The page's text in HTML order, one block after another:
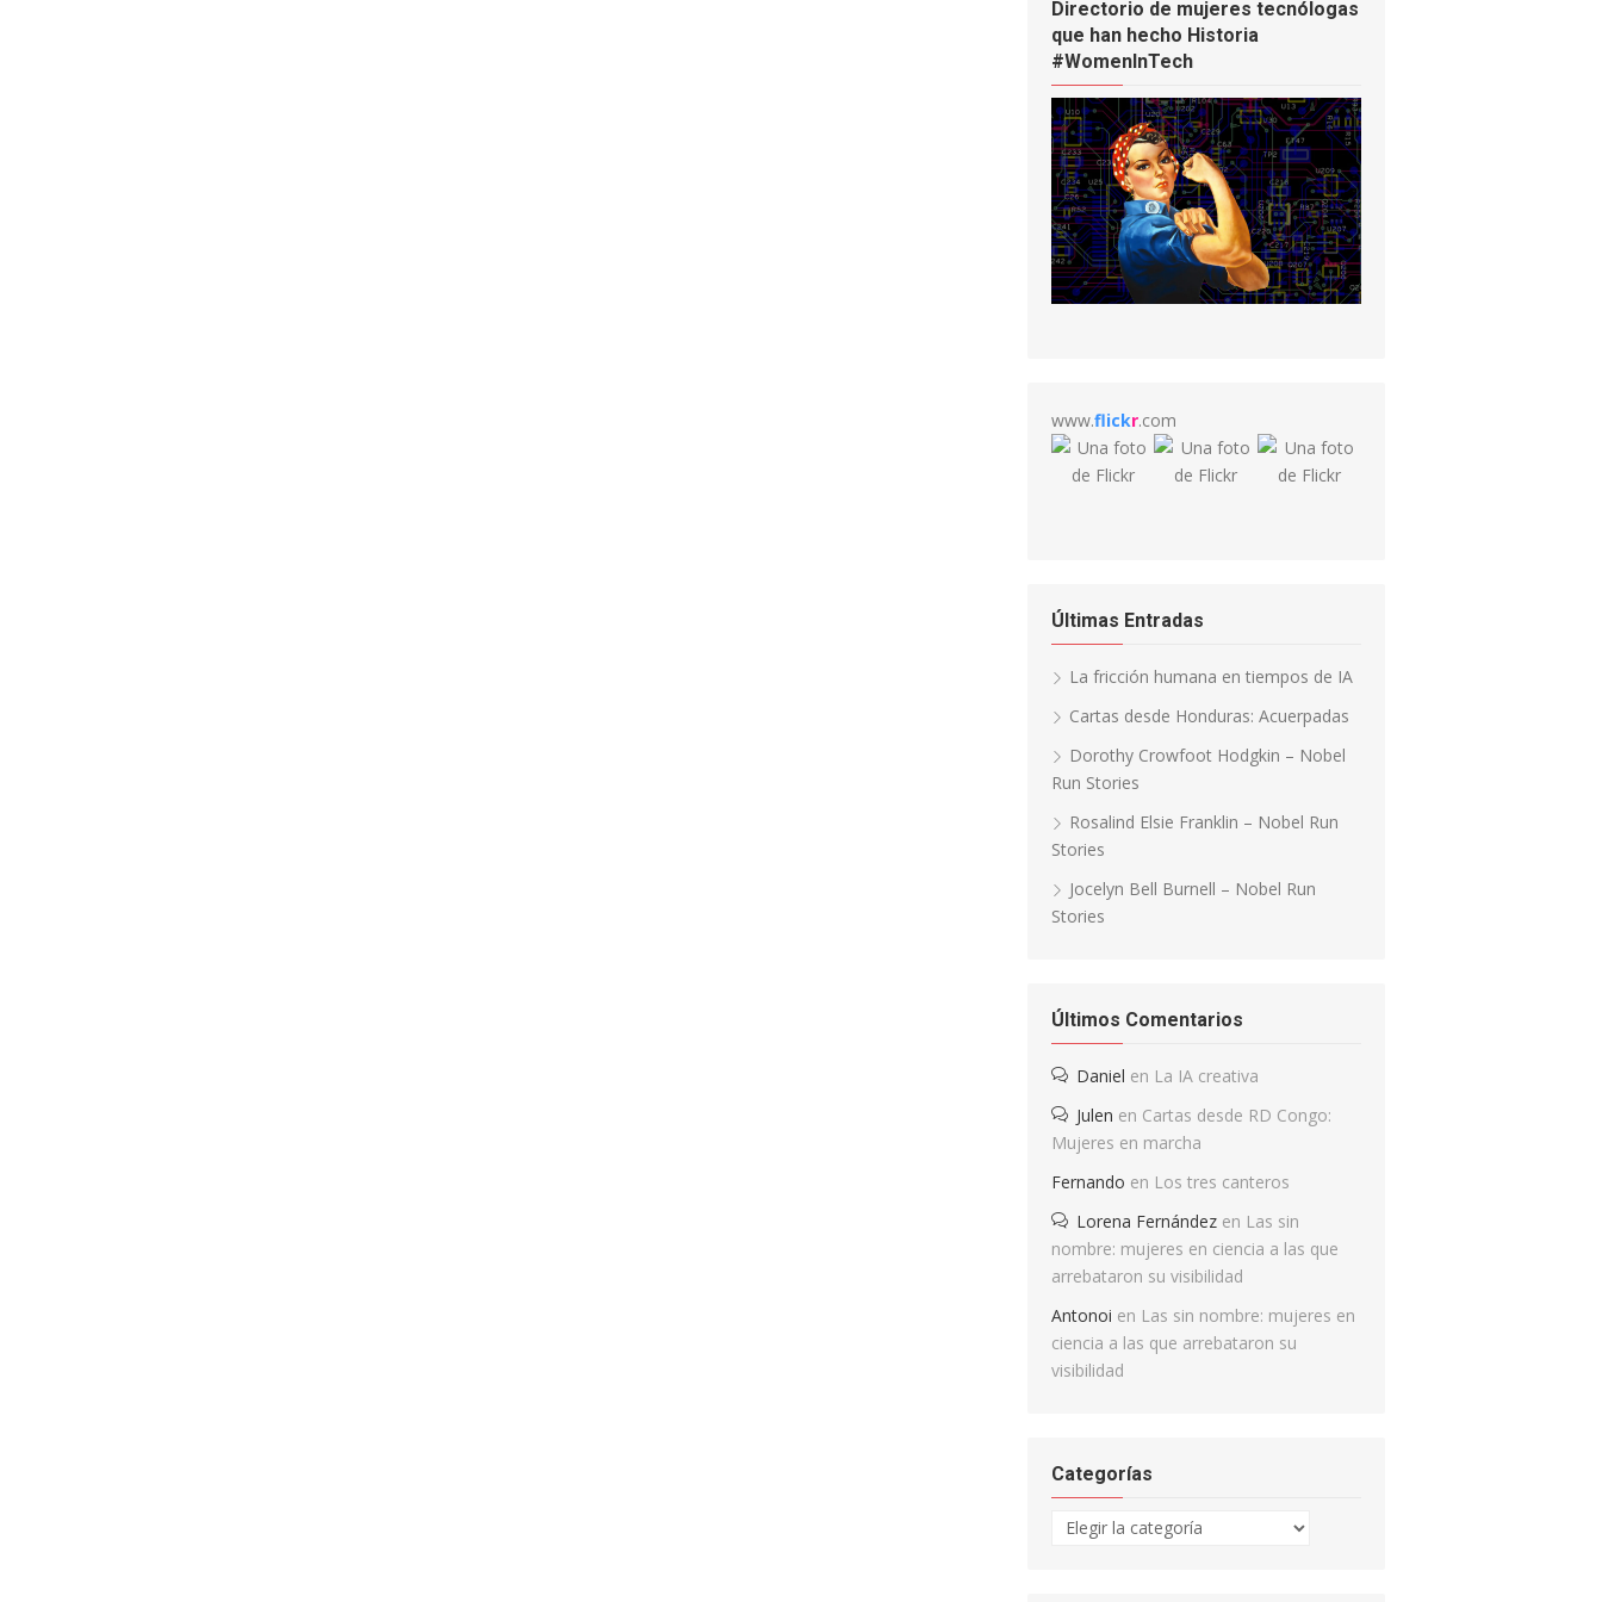
Directorio de mujeres tecnólogas
que han hecho Historia
#WomenInTech
www.flickr.com
Últimas Entradas
La fricción humana en tiempos de IA
Cartas desde Honduras: Acuerpadas
Dorothy Crowfoot Hodgkin – Nobel
Run Stories
Rosalind Elsie Franklin – Nobel Run
Stories
Jocelyn Bell Burnell – Nobel Run
Stories
Últimos Comentarios
Daniel en La IA creativa
Julen en Cartas desde RD Congo:
Mujeres en marcha
Fernando en Los tres canteros
Lorena Fernández en Las sin
nombre: mujeres en ciencia a las que
arrebataron su visibilidad
Antonoi en Las sin nombre: mujeres en
ciencia a las que arrebataron su
visibilidad
Categorías
Categorías